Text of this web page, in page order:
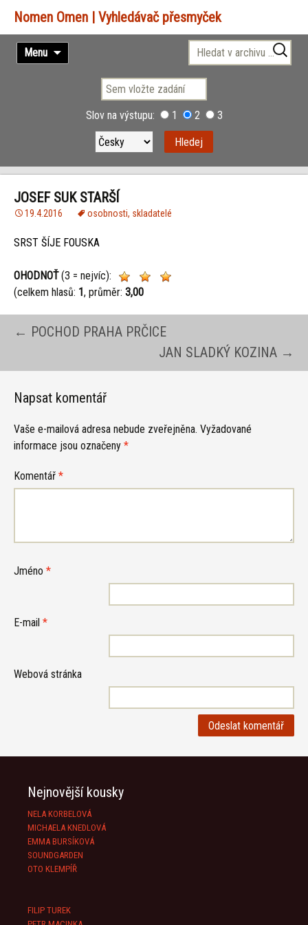
Vyhledávač přesmyček
Menu
Přejít
k
Vyhledávání
Slov na výstupu: 1 2 3
JOSEF SUK STARŠÍ
19.4.2016 osobnosti, skladatelé
SRST ŠÍJE FOUSKA
OHODNOŤ(3 = nejvíc):
(celkem hlasů: 1, průměr: 3,00
Navigace
pro
příspěvky
← POCHOD PRAHA PRČICE
JAN SLADKÝ KOZINA →
Napsat komentář
Vaše e-mailová adresa nebude zveřejněna. Vyžadované
informace jsou označeny *
Komentář *
Jméno *
E-mail *
Webová stránka
Nejnovější kousky
NELA KORBELOVÁ
MICHAELA KNEDLOVÁ
EMMA BURSÍKOVÁ
SOUNDGARDEN
OTO KLEMPÍŘ
FILIP TUREK